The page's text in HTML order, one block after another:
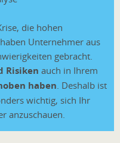
die hohen
Unternehmer aus
gebracht.
Risiken auch in Ihrem
haben. Deshalb ist
wichtig, sich Ihr
anzuschauen.